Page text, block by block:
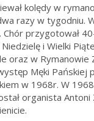
kolędy w
razy w tygodniu.
Chór przygotował
i Wielki
oraz w
Męki Pańskiej
w 1968r. W
organista Antoni